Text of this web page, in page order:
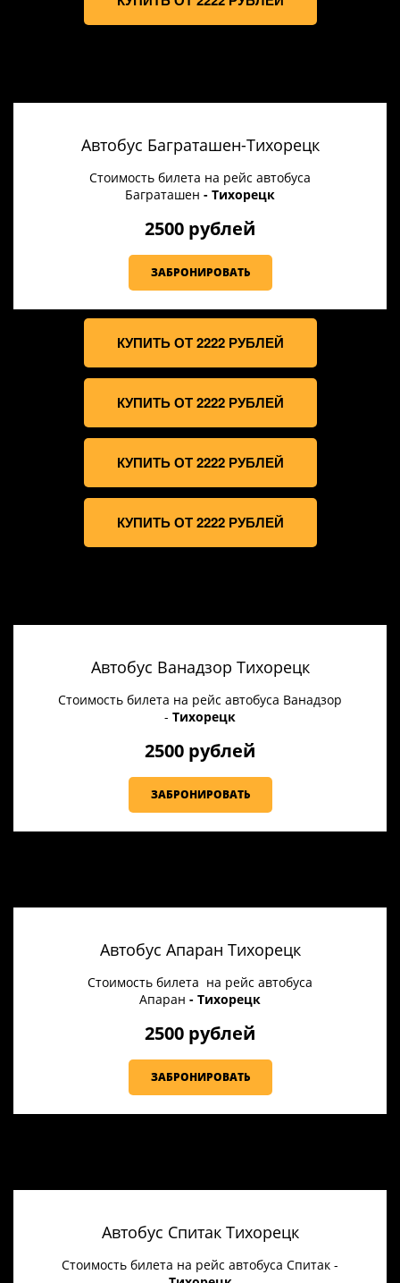
Автобус Баграташен-Тихорецк
Стоимость билета на рейс автобуса
Баграташен - Тихорецк
2500 рублей
ЗАБРОНИРОВАТЬ
КУПИТЬ ОТ 2222 РУБЛЕЙ
КУПИТЬ ОТ 2222 РУБЛЕЙ
КУПИТЬ ОТ 2222 РУБЛЕЙ
КУПИТЬ ОТ 2222 РУБЛЕЙ
Автобус Ванадзор Тихорецк
Стоимость билета на рейс автобуса Ванадзор
- Тихорецк
2500 рублей
ЗАБРОНИРОВАТЬ
Автобус Апаран Тихорецк
Стоимость билета на рейс автобуса
Апаран - Тихорецк
2500 рублей
ЗАБРОНИРОВАТЬ
Автобус Спитак Тихорецк
Стоимость билета на рейс автобуса Спитак -